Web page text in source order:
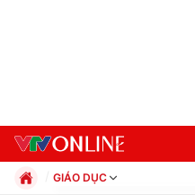
GIÁO DỤC